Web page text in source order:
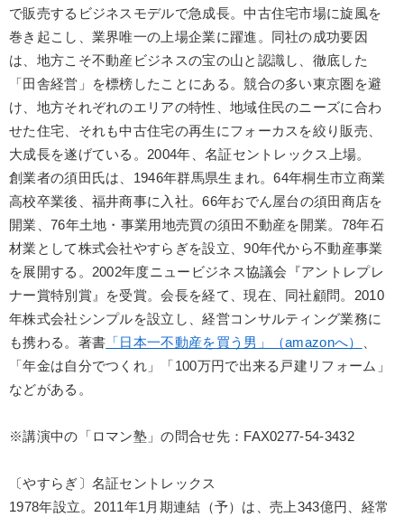
で販売するビジネスモデルで急成長。中古住宅市場に旋風を
巻き起こし、業界唯一の上場企業に躍進。同社の成功要因
は、地方こそ不動産ビジネスの宝の山と認識し、徹底した
「田舎経営」を標榜したことにある。競合の多い東京圏を避
け、地方それぞれのエリアの特性、地域住民のニーズに合わ
せた住宅、それも中古住宅の再生にフォーカスを絞り販売、
大成長を遂げている。2004年、名証セントレックス上場。
創業者の須田氏は、1946年群馬県生まれ。64年桐生市立商業
高校卒業後、福井商事に入社。66年おでん屋台の須田商店を
開業、76年土地・事業用地売買の須田不動産を開業。78年石
材業として株式会社やすらぎを設立、90年代から不動産事業
を展開する。2002年度ニュービジネス協議会『アントレプレ
ナー賞特別賞』を受賞。会長を経て、現在、同社顧問。2010
年株式会社シンプルを設立し、経営コンサルティング業務に
も携わる。著書 「日本一不動産を買う男」（amazonへ）
、
「年金は自分でつくれ」「100万円で出来る戸建リフォーム」
などがある。
※講演中の「ロマン塾」の問合せ先：FAX0277-54-3432
〔やすらぎ〕名証セントレックス
1978年設立。2011年1月期連結（予）は、売上343億円、経常